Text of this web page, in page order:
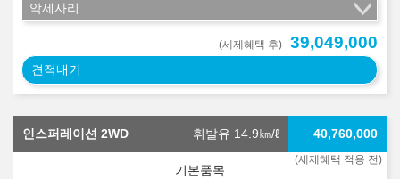
악세사리
(세제혜택 후) 39,049,000
견적내기
인스퍼레이션 2WD 휘발유 14.9㎞/ℓ
(세제혜택 적용 전)
40,760,000